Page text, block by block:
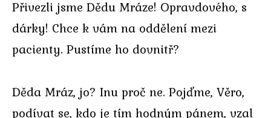
Přivezli jsme Dědu Mráze! Opravdového, s
dárky! Chce k vám na oddělení mezi
pacienty. Pustíme ho dovnitř?
Děda Mráz, jo? Inu proč ne. Pojďme, Věro,
podívat se, kdo je tím hodným pánem, vzal